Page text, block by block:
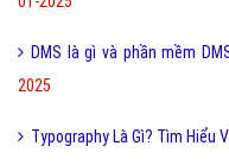
DMS là gì và phần mềm
2025
Typography Là Gì? Tìm Hiểu